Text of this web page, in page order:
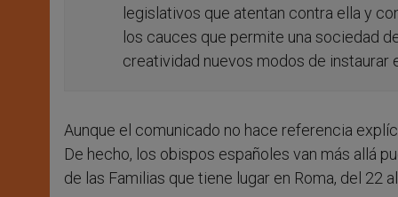
legislativos que atentan contra ella y
los cauces que permite una sociedad
creatividad nuevos modos de instaurar
Aunque el comunicado no hace referencia
De hecho, los obispos españoles van más allá
de las Familias que tiene lugar en Roma, del 22